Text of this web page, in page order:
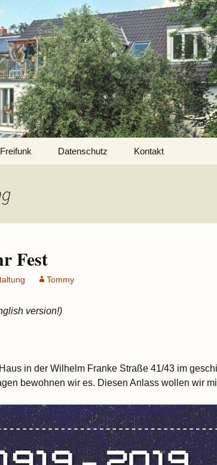
Freifunk Datenschutz Kontakt
Fest
Tommy
version!)
in der Wilhelm Franke Straße 41/43 im
bewohnen wir es. Diesen Anlass wollen wir